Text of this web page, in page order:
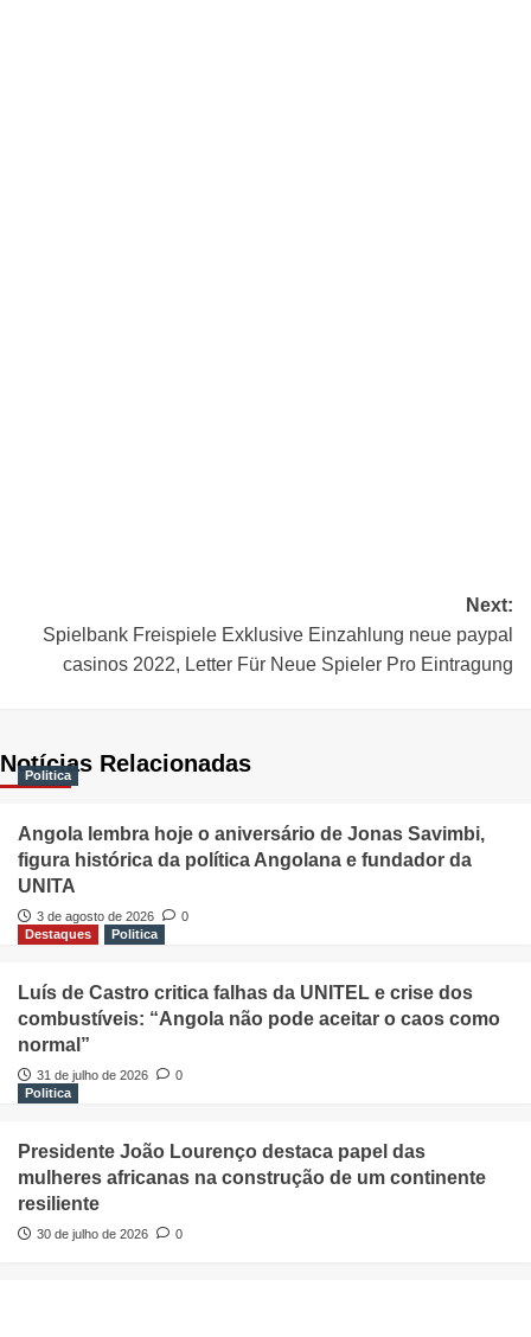
Next:
Spielbank Freispiele Exklusive Einzahlung neue paypal
casinos 2022, Letter Für Neue Spieler Pro Eintragung
Notícias Relacionadas
Politica
Angola lembra hoje o aniversário de Jonas Savimbi,
figura histórica da política Angolana e fundador da
UNITA
3 de agosto de 2026
0
Destaques
Politica
Luís de Castro critica falhas da UNITEL e crise dos
combustíveis: “Angola não pode aceitar o caos como
normal”
31 de julho de 2026
0
Politica
Presidente João Lourenço destaca papel das
mulheres africanas na construção de um continente
resiliente
30 de julho de 2026 0